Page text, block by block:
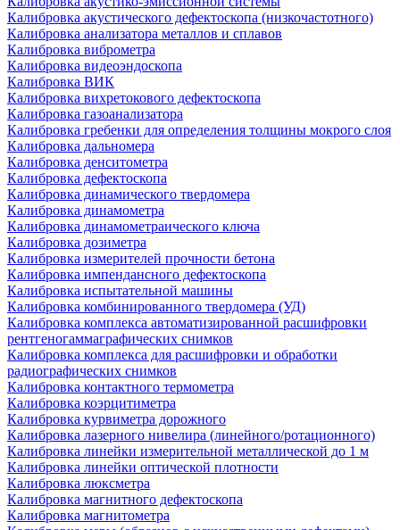
Калибровка акустического дефектоскопа (низкочастотного)
Калибровка анализатора металлов и сплавов
Калибровка виброметра
Калибровка видеоэндоскопа
Калибровка ВИК
Калибровка вихретокового дефектоскопа
Калибровка газоанализатора
Калибровка гребенки для определения толщины мокрого слоя
Калибровка дальномера
Калибровка денситометра
Калибровка дефектоскопа
Калибровка динамического твердомера
Калибровка динамометра
Калибровка динамометраического ключа
Калибровка дозиметра
Калибровка измерителей прочности бетона
Калибровка импендансного дефектоскопа
Калибровка испытательной машины
Калибровка комбинированного твердомера (УД)
Калибровка комплекса автоматизированной расшифровки
рентгеногаммаграфических снимков
Калибровка комплекса для расшифровки и обработки
радиографических снимков
Калибровка контактного термометра
Калибровка коэрцитиметра
Калибровка курвиметра дорожного
Калибровка лазерного нивелира (линейного/ротационного)
Калибровка линейки измерительной металлической до 1 м
Калибровка линейки оптической плотности
Калибровка люксметра
Калибровка магнитного дефектоскопа
Калибровка магнитометра